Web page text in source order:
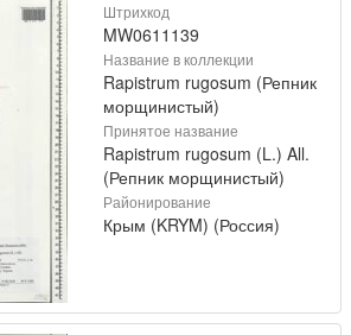
Штрихкод
MW0611139
Название в коллекции
Rapistrum rugosum (Репник
морщинистый)
Принятое название
Rapistrum rugosum (L.) All.
(Репник морщинистый)
Районирование
Крым (KRYM) (Россия)